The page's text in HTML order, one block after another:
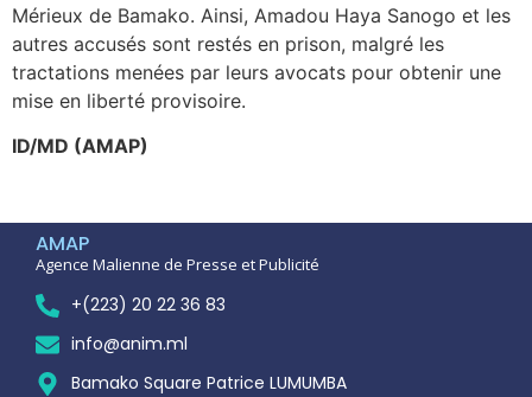
Mérieux de Bamako. Ainsi, Amadou Haya Sanogo et les
autres accusés sont restés en prison, malgré les
tractations menées par leurs avocats pour obtenir une
mise en liberté provisoire.
ID/MD (AMAP)
AMAP
Agence Malienne de Presse et Publicité
+(223) 20 22 36 83
info@anim.ml
Bamako Square Patrice LUMUMBA